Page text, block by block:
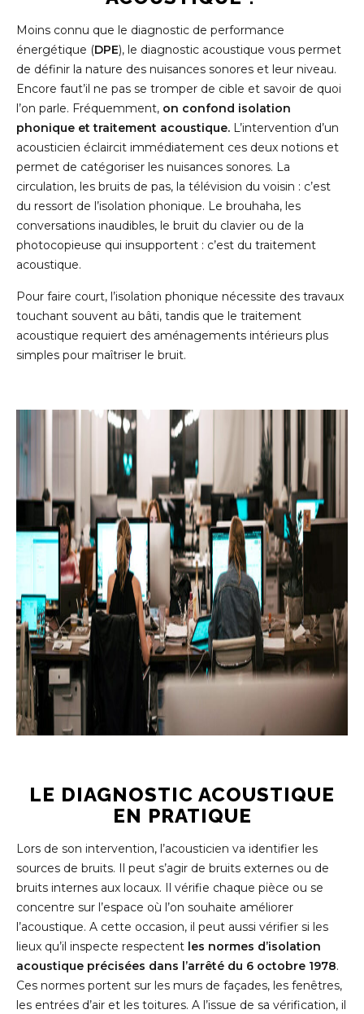
Moins connu que le diagnostic de performance
énergétique (DPE), le diagnostic acoustique vous permet
de définir la nature des nuisances sonores et leur niveau.
Encore faut’il ne pas se tromper de cible et savoir de quoi
l’on parle. Fréquemment, on confond isolation
phonique et traitement acoustique. L’intervention d’un
acousticien éclaircit immédiatement ces deux notions et
permet de catégoriser les nuisances sonores. La
circulation, les bruits de pas, la télévision du voisin : c’est
du ressort de l’isolation phonique. Le brouhaha, les
conversations inaudibles, le bruit du clavier ou de la
photocopieuse qui insupportent : c’est du traitement
acoustique.
Pour faire court, l’isolation phonique nécessite des travaux
touchant souvent au bâti, tandis que le traitement
acoustique requiert des aménagements intérieurs plus
simples pour maîtriser le bruit.
LE DIAGNOSTIC ACOUSTIQUE
EN PRATIQUE
Lors de son intervention, l’acousticien va identifier les
sources de bruits. Il peut s’agir de bruits externes ou de
bruits internes aux locaux. Il vérifie chaque pièce ou se
concentre sur l’espace où l’on souhaite améliorer
l’acoustique. A cette occasion, il peut aussi vérifier si les
lieux qu’il inspecte respectent les normes d’isolation
acoustique précisées dans l’arrêté du 6 octobre 1978.
Ces normes portent sur les murs de façades, les fenêtres,
les entrées d’air et les toitures. A l’issue de sa vérification, il